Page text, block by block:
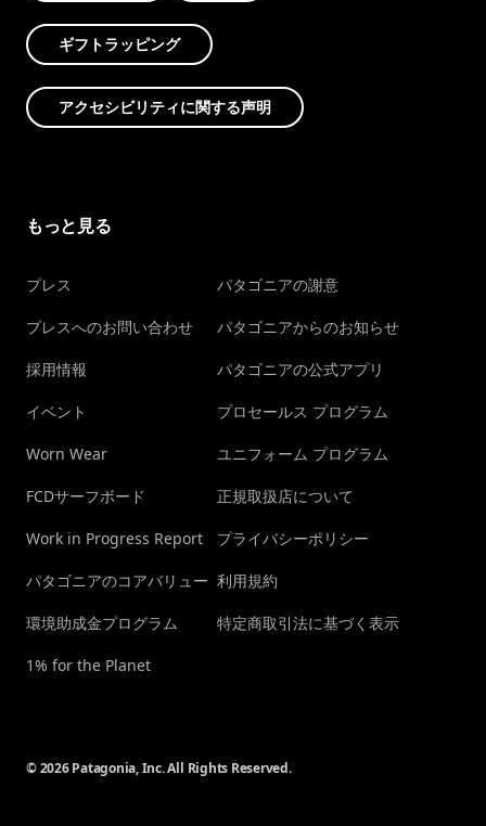
ギフトラッピング
アクセシビリティに関する声明
もっと見る
プレス
プレスへのお問い合わせ
採用情報
イベント
Worn Wear
FCDサーフボード
Work in Progress Report
パタゴニアのコアバリュー
環境助成金プログラム
1% for the Planet
パタゴニアの謝意
パタゴニアからのお知らせ
パタゴニアの公式アプリ
プロセールス プログラム
ユニフォーム プログラム
正規取扱店について
プライバシーポリシー
利用規約
特定商取引法に基づく表示
© 2026 Patagonia, Inc. All Rights Reserved.